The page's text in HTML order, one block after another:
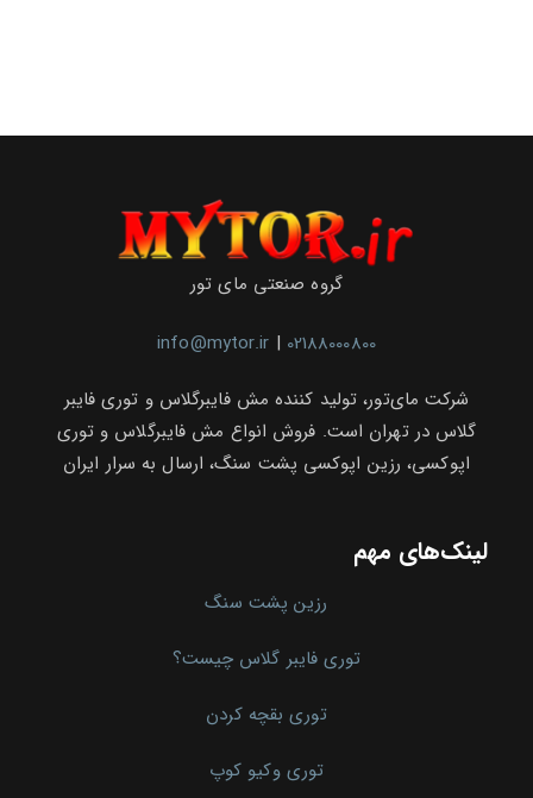
گروه صنعتی مای تور
info@mytor.ir | 02188000800
شرکت مای‌تور، تولید کننده مش فایبرگلاس و توری فایبر
گلاس در تهران است. فروش انواع مش فایبرگلاس و توری
اپوکسی، رزین اپوکسی پشت سنگ، ارسال به سرار ایران
لینک‌های مهم
رزین پشت سنگ
توری فایبر گلاس چیست؟
توری بقچه کردن
توری وکیو کوپ